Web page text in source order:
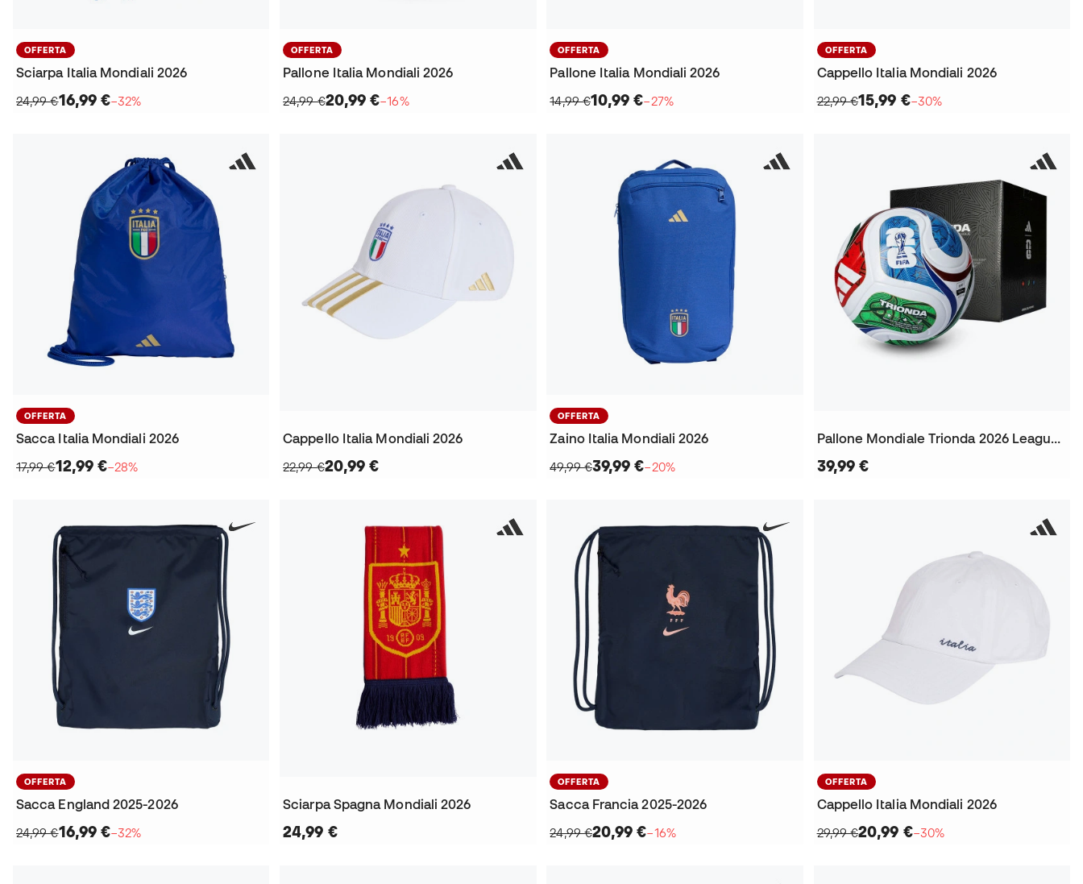
OFFERTA
Sciarpa Italia Mondiali 2026
24,99 €16,99 €−32%
OFFERTA
Pallone Italia Mondiali 2026
24,99 €20,99 €−16%
OFFERTA
Pallone Italia Mondiali 2026
14,99 €10,99 €−27%
OFFERTA
Cappello Italia Mondiali 2026
22,99 €15,99 €−30%
OFFERTA
Sacca Italia Mondiali 2026
17,99 €12,99 €−28%
Cappello Italia Mondiali 2026
22,99 €20,99 €
OFFERTA
Zaino Italia Mondiali 2026
49,99 €39,99 €−20%
Pallone Mondiale Trionda 2026 League Box
39,99 €
OFFERTA
Sacca England 2025-2026
24,99 €16,99 €−32%
Sciarpa Spagna Mondiali 2026
24,99 €
OFFERTA
Sacca Francia 2025-2026
24,99 €20,99 €−16%
OFFERTA
Cappello Italia Mondiali 2026
29,99 €20,99 €−30%